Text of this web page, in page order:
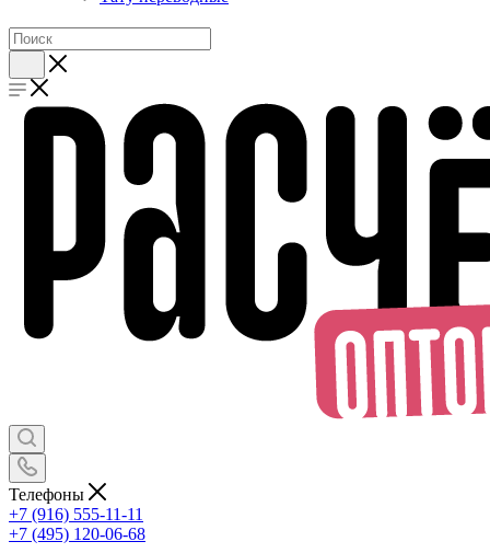
Телефоны
+7 (916) 555-11-11
+7 (495) 120-06-68